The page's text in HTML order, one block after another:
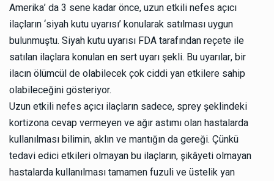
Amerika’ da 3 sene kadar önce, uzun etkili nefes açıcı
ilaçların ‘siyah kutu uyarısı’ konularak satılması uygun
bulunmuştu. Siyah kutu uyarısı FDA tarafından reçete ile
satılan ilaçlara konulan en sert uyarı şekli. Bu uyarılar, bir
ilacın ölümcül de olabilecek çok ciddi yan etkilere sahip
olabileceğini gösteriyor.
Uzun etkili nefes açıcı ilaçların sadece, sprey şeklindeki
kortizona cevap vermeyen ve ağır astımı olan hastalarda
kullanılması bilimin, aklın ve mantığın da gereği. Çünkü
tedavi edici etkileri olmayan bu ilaçların, şikâyeti olmayan
hastalarda kullanılması tamamen fuzuli ve üstelik yan